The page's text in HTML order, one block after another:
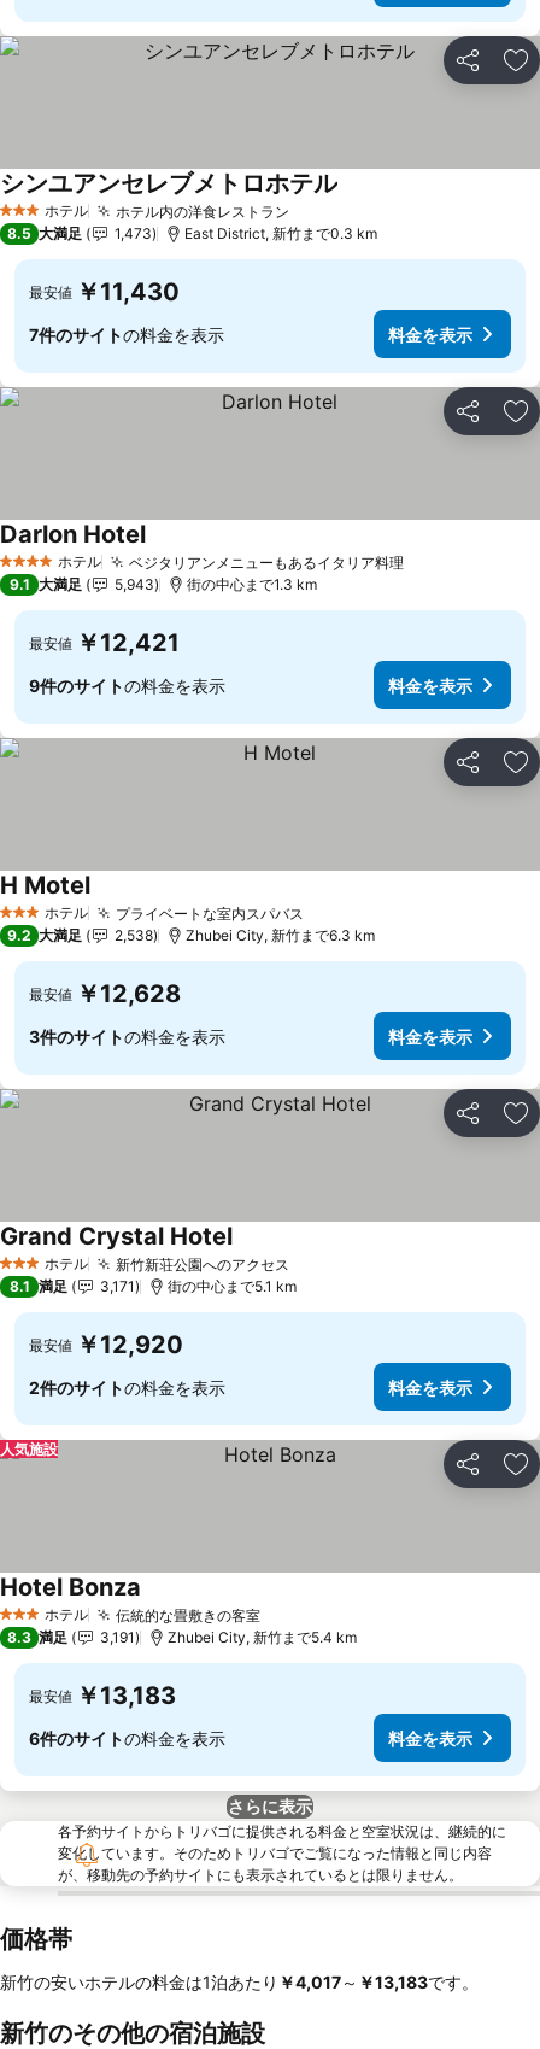
シェア お
3 ホテルのランク
ホテル ホテル内の洋食レストラン
シンユアンセレブメトロホテル
8.5 大満足 1,473 East District, 新竹まで0.3 km
最安値 ￥11,430
7件のサイトの料金を表示 料金を表示
シェア お
4 ホテルのランク
ホテル ベジタリアンメニューもあるイタリア料理
Darlon Hotel
9.1 大満足 5,943 街の中心まで1.3 km
最安値 ￥12,421
9件のサイトの料金を表示 料金を表示
シェア お
3 ホテルのランク
ホテル プライベートな室内スパバス
H Motel
9.2 大満足 2,538 Zhubei City, 新竹まで6.3 km
最安値 ￥12,628
3件のサイトの料金を表示 料金を表示
シェア お
3 ホテルのランク
ホテル 新竹新荘公園へのアクセス
Grand Crystal Hotel
8.1 満足 3,171 街の中心まで5.1 km
最安値 ￥12,920
2件のサイトの料金を表示 料金を表示
シェア お
人気施設
3 ホテルのランク
ホテル 伝統的な畳敷きの客室
Hotel Bonza
8.3 満足 3,191 Zhubei City, 新竹まで5.4 km
最安値 ￥13,183
6件のサイトの料金を表示 料金を表示
さらに表示
各予約サイトからトリバゴに提供される料金と空室状況は、継続的に
変化しています。そのためトリバゴでご覧になった情報と同じ内容
が、移動先の予約サイトにも表示されているとは限りません。
価格帯
新竹の安いホテルの料金は1泊あたり ‎￥4,017～ ‎￥13,183です。
新竹のその他の宿泊施設